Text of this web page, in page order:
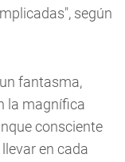
según
fantasma,
la magnífica
consciente
en cada